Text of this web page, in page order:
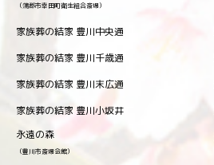
（蒲郡市幸田町衛生組合斎場）
家族葬の結家 豊川中央通
家族葬の結家 豊川千歳通
家族葬の結家 豊川末広通
家族葬の結家 豊川小坂井
永遠の森
（豊川市斎場会館）